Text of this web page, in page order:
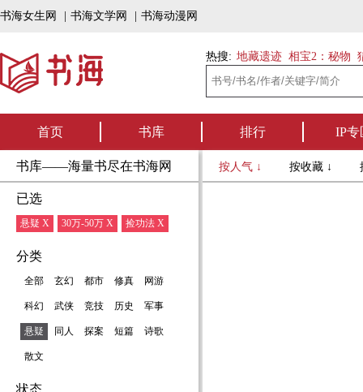
书海女生网 书海文学网 书海动漫网
热搜: 地藏遗迹 相宝2：秘物
首页 书库 排行 IP专
书库——海量书尽在书海网
已选
悬疑 X 30万-50万 X 捡功法 X
分类
全部 玄幻 都市 修真 网游
科幻 武侠 竞技 历史 军事
悬疑 同人 探案 短篇 诗歌
散文
状态
按人气 ↓ 按收藏 ↓